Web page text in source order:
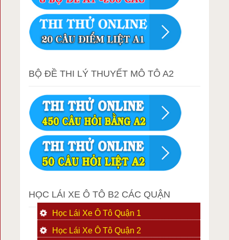
BỘ ĐỀ THI LÝ THUYẾT MÔ TÔ A2
HỌC LÁI XE Ô TÔ B2 CÁC QUẬN
Học Lái Xe Ô Tô Quận 1
Học Lái Xe Ô Tô Quận 2